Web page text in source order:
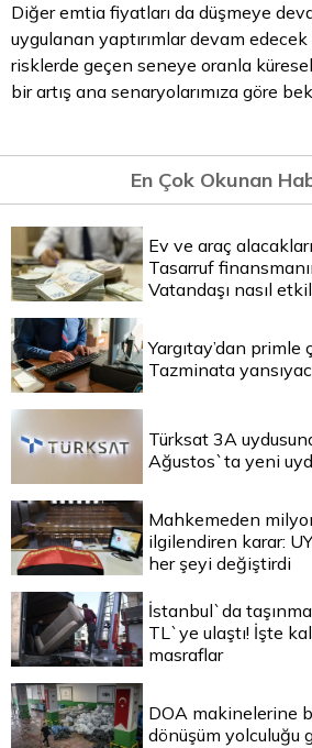
Diğer emtia fiyatları da düşmeye
uygulanan yaptırımlar devam
risklerde geçen seneye oranla
bir artış ana senaryolarımıza göre
En Çok Okunan
Ev ve araç
Tasarruf
Vatandaşı nasıl
Yargıtay’dan primle
Tazminata
Türksat 3A
Ağustos`ta yeni
Mahkemeden
ilgilendiren karar:
her şeyi değiştirdi
İstanbul`da
TL`ye ulaştı! İşte
masraflar
DOA makinelerine
dönüşüm yolculuğu